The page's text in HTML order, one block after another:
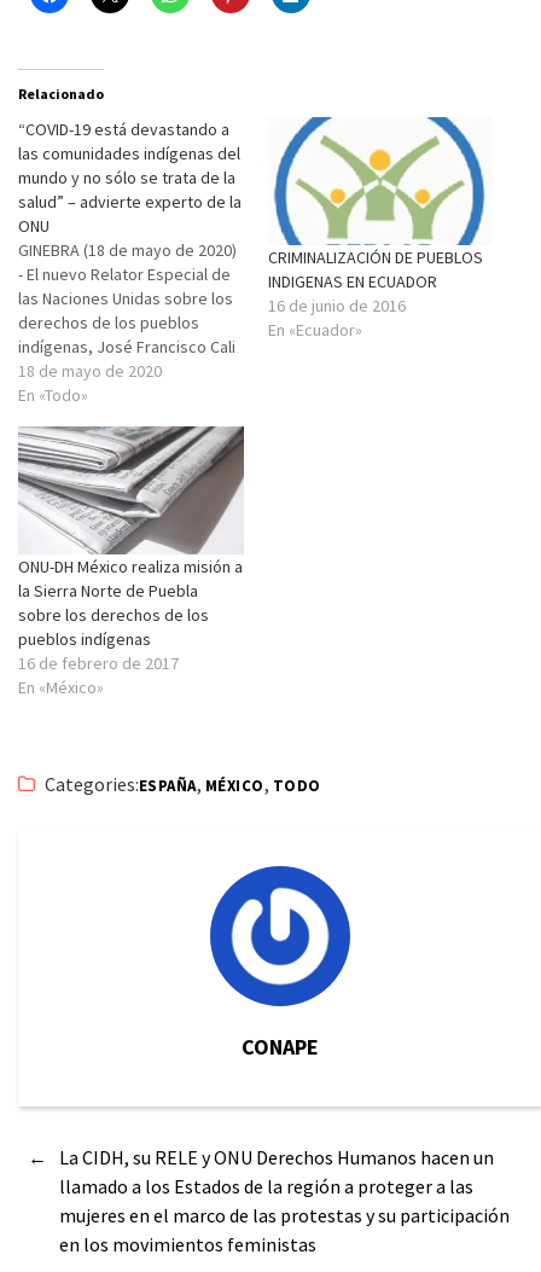
Relacionado
“COVID-19 está devastando a
las comunidades indígenas del
mundo y no sólo se trata de la
salud” – advierte experto de la
ONU
GINEBRA (18 de mayo de 2020)
- El nuevo Relator Especial de
las Naciones Unidas sobre los
derechos de los pueblos
indígenas, José Francisco Cali
Tzay, expresó hoy su grave
preocupación por el
pandemia de la COVID-19 está
teniendo en los pueblos
indígenas, más allá de…
18 de mayo de 2020
En «Todo»
CRIMINALIZACIÓN DE PUEBLOS
INDIGENAS EN ECUADOR
16 de junio de 2016
En «Ecuador»
ONU-DH México realiza misión a
la Sierra Norte de Puebla
sobre los derechos de los
pueblos indígenas
16 de febrero de 2017
En «México»
Categories:ESPAÑA, MÉXICO, TODO
CONAPE
←
La CIDH, su RELE y ONU Derechos Humanos hacen un
llamado a los Estados de la región a proteger a las
mujeres en el marco de las protestas y su participación
en los movimientos feministas